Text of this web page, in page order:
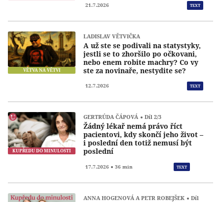
21.7.2026 TEXT
VĚTVA NA VĚTVI
LADISLAV VĚTVIČKA
A už ste se podivali na statystyky,
jestli se to zhoršilo po očkovani,
nebo enem robite machry? Co vy
ste za novinaře, nestydite se?
12.7.2026 TEXT
KUPŘEDU DO MINULOSTI
GERTRÚDA ČÁPOVÁ Díl 2/3
Žádný lékař nemá právo říct
pacientovi, kdy skončí jeho život –
i poslední den totiž nemusí být
poslední
17.7.2026 36 min TEXT
ANNA HOGENOVÁ A PETR ROBEJŠEK
Díl